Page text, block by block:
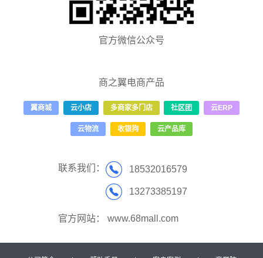
官方微信公众号
商之翼电商产品
翼商城 云小店 多商家多门店 社区团 云ERP
云物流 收银狗 云产品库
联系我们： 18532016579
13273385197
官方网站： www.68mall.com